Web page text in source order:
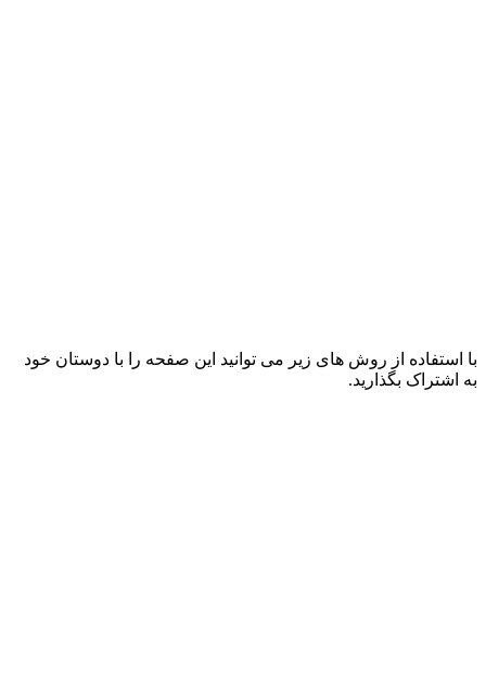
با استفاده از روش های زیر می توانید این صفحه را با دوستان خود
به اشتراک بگذارید.